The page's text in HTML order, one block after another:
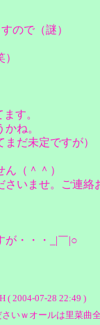
ので（謎）
す。
ね。
だ未定ですが）
（＾＾）
いませ。ご連絡
が・・・_|￣|○
( 2004-07-28 22:49 )
ｗオールは里菜曲